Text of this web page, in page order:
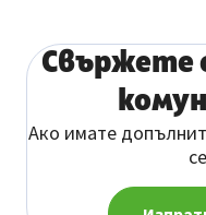
Свържете
Ако имате